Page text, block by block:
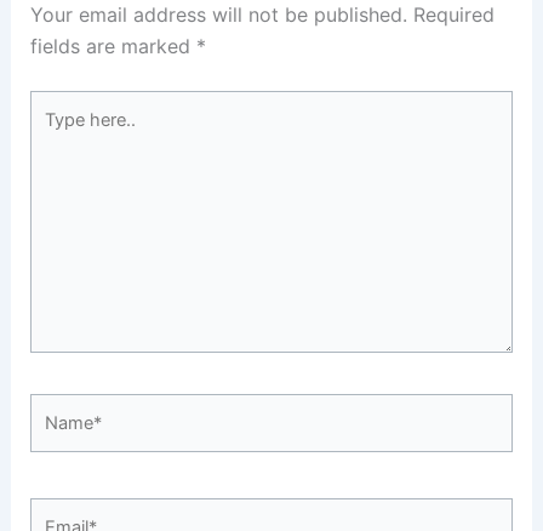
Your email address will not be published. Required
fields are marked *
here..